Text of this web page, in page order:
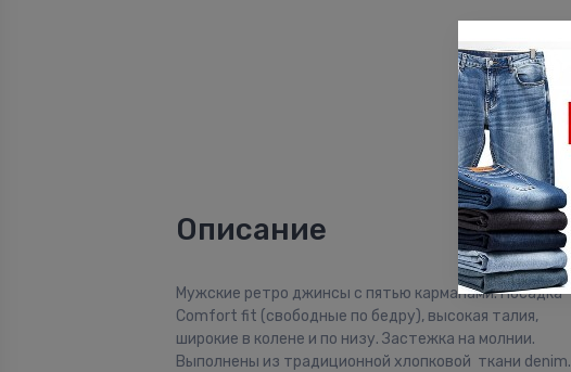
Описание
Мужские ретро джинсы с пятью карманами. Посадка
Comfort fit (свободные по бедру), высокая талия,
широкие в колене и по низу. Застежка на молнии.
Выполнены из традиционной хлопковой ткани denim.